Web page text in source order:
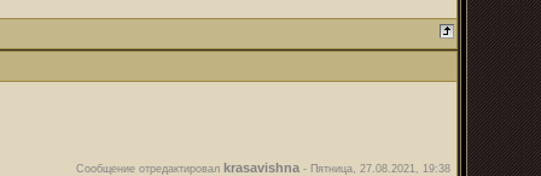
Сообщение отредактировал krasavishna - Пятница, 27.08.2021, 19:38